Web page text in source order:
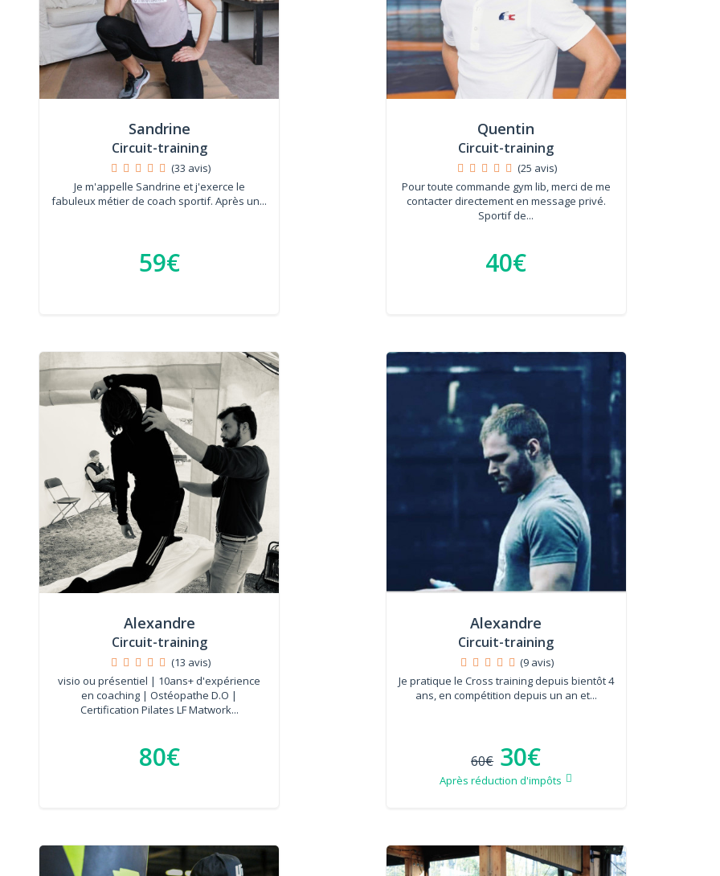
Sandrine
Circuit-training
(33 avis)
Je m'appelle Sandrine et j'exerce le
fabuleux métier de coach sportif. Après un...
59€
Quentin
Circuit-training
(25 avis)
Pour toute commande gym lib, merci de me
contacter directement en message privé.
Sportif de...
40€
Alexandre
Circuit-training
(13 avis)
visio ou présentiel | 10ans+ d'expérience
en coaching | Ostéopathe D.O |
Certification Pilates LF Matwork...
80€
Alexandre
Circuit-training
(9 avis)
Je pratique le Cross training depuis bientôt 4
ans, en compétition depuis un an et...
60€ 30€
Après réduction d'impôts